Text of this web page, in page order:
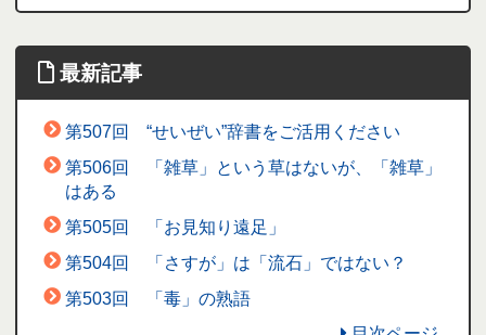
最新記事
第507回 “せいぜい”辞書をご活用ください
第506回 「雑草」という草はないが、「雑草」
はある
第505回 「お見知り遠足」
第504回 「さすが」は「流石」ではない？
第503回 「毒」の熟語